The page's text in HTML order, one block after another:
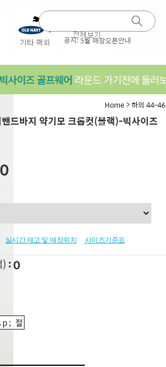
공지:5월 매장오픈안내
Home>하의 44-46
드바지 약기모 크롭컷(블랙)-빅사이즈
실시간 재고 및 매장위치 사이즈기준표
0
절